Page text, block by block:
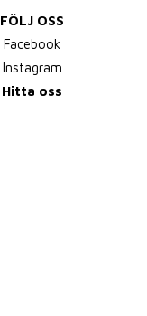
FÖLJ OSS
Facebook
Instagram
Hitta oss